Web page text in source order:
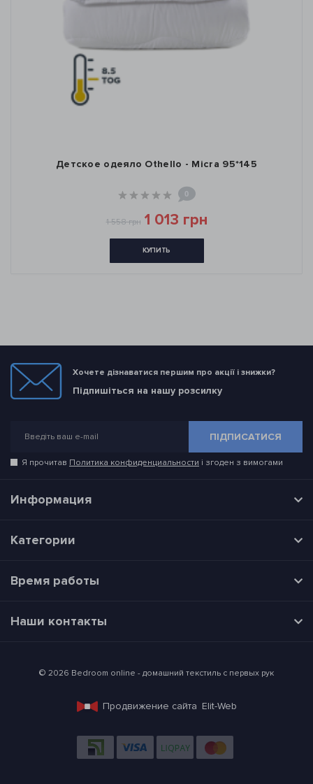
Детcкое одеяло Othello - Micra 95*145
0
1 558 грн 1 013 грн
КУПИТЬ
Хочете дізнаватися першим про акції і знижки?
Підпишіться на нашу розсилку
ПІДПИСАТИСЯ
Я прочитав Политика конфиденциальности і згоден з вимогами
Информация
Категории
Время работы
Наши контакты
© 2026 Bedroom online - домашний текстиль с первых рук
Продвижение сайта Elit-Web